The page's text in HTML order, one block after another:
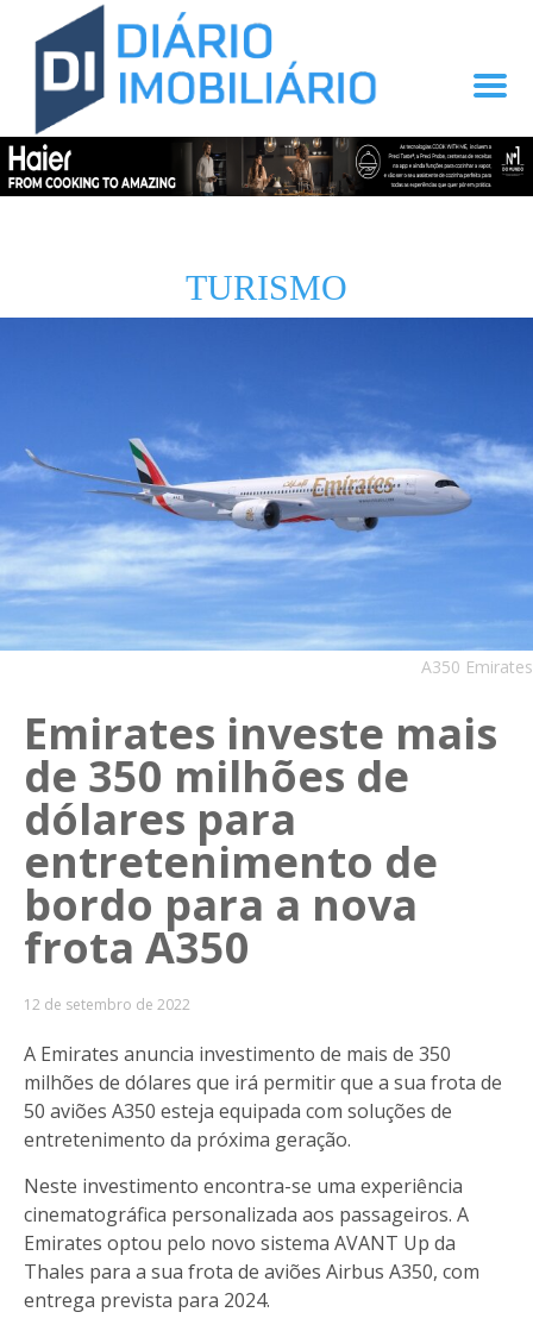
TURISMO
A350 Emirates
Emirates investe mais
de 350 milhões de
dólares para
entretenimento de
bordo para a nova
frota A350
12 de setembro de 2022
A Emirates anuncia investimento de mais de 350
milhões de dólares que irá permitir que a sua frota de
50 aviões A350 esteja equipada com soluções de
entretenimento da próxima geração.
Neste investimento encontra-se uma experiência
cinematográfica personalizada aos passageiros. A
Emirates optou pelo novo sistema AVANT Up da
Thales para a sua frota de aviões Airbus A350, com
entrega prevista para 2024.